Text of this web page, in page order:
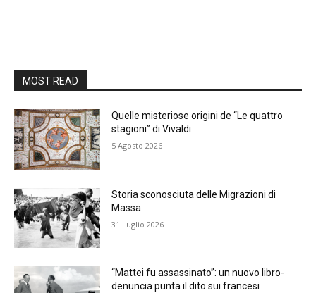
MOST READ
Quelle misteriose origini de “Le quattro
stagioni” di Vivaldi
5 Agosto 2026
Storia sconosciuta delle Migrazioni di
Massa
31 Luglio 2026
“Mattei fu assassinato”: un nuovo libro-
denuncia punta il dito sui francesi